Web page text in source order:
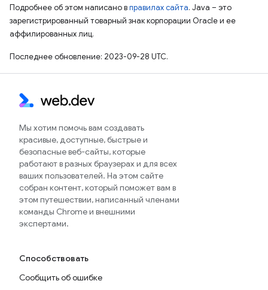
Подробнее об этом написано вправилах сайта. Java – это
зарегистрированный товарный знак корпорации Oracle и ее
аффилированных лиц.
Последнее обновление: 2023-09-28 UTC.
Мы хотим помочь вам создавать
красивые, доступные, быстрые и
безопасные веб-сайты, которые
работают в разных браузерах и для всех
ваших пользователей. На этом сайте
собран контент, который поможет вам в
этом путешествии, написанный членами
команды Chrome и внешними
экспертами.
Способствовать
Сообщить об ошибке